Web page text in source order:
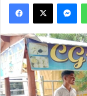
Facebook
X